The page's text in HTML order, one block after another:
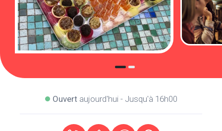
Ouvertaujourd'hui - Jusqu'à 16h00